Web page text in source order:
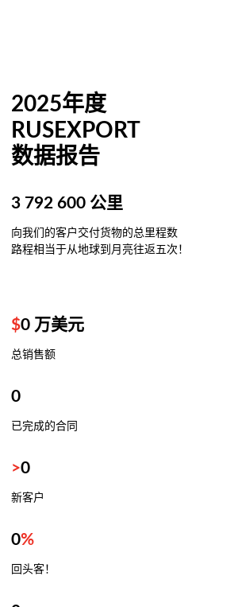
2025年度
RUSEXPORT
数据报告
3 792 600 公里
向我们的客户交付货物的总里程数
路程相当于从地球到月亮往返五次！
$0 万美元
总销售额
0
已完成的合同
>0
新客户
0%
回头客！